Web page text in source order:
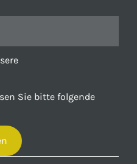
Sie bitte folgende